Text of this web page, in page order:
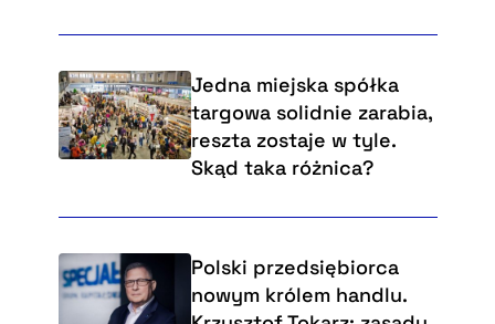
Jedna miejska spółka
targowa solidnie zarabia,
reszta zostaje w tyle.
Skąd taka różnica?
Polski przedsiębiorca
nowym królem handlu.